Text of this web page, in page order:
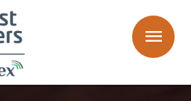
menu